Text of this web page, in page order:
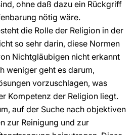
ohne daß dazu ein Rückgriff
nötig wäre.
die Rolle der Religion in der
so sehr darin, diese Normen
Nichtgläubigen nicht erkannt
weniger geht es darum,
vorzuschlagen, was
Kompetenz der Religion liegt.
auf der Suche nach objektiven
zur Reinigung und zur